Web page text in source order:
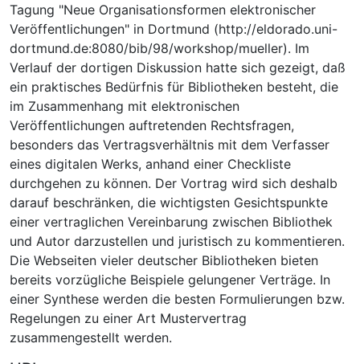
Tagung "Neue Organisationsformen elektronischer
Veröffentlichungen" in Dortmund (http://eldorado.uni-
dortmund.de:8080/bib/98/workshop/mueller). Im
Verlauf der dortigen Diskussion hatte sich gezeigt, daß
ein praktisches Bedürfnis für Bibliotheken besteht, die
im Zusammenhang mit elektronischen
Veröffentlichungen auftretenden Rechtsfragen,
besonders das Vertragsverhältnis mit dem Verfasser
eines digitalen Werks, anhand einer Checkliste
durchgehen zu können. Der Vortrag wird sich deshalb
darauf beschränken, die wichtigsten Gesichtspunkte
einer vertraglichen Vereinbarung zwischen Bibliothek
und Autor darzustellen und juristisch zu kommentieren.
Die Webseiten vieler deutscher Bibliotheken bieten
bereits vorzügliche Beispiele gelungener Verträge. In
einer Synthese werden die besten Formulierungen bzw.
Regelungen zu einer Art Mustervertrag
zusammengestellt werden.